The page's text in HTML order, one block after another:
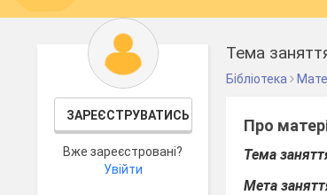
ЗАРЕЄСТРУВАТИСЬ
Вже зареєстровані?
Увійти
Тема
Бібліотека
Про
Тема
Мета